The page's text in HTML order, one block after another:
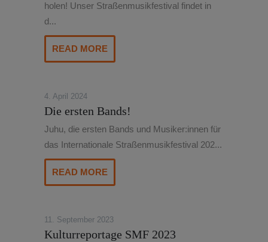
holen! Unser Straßenmusikfestival findet in
d...
READ MORE
4. April 2024
Die ersten Bands!
Juhu, die ersten Bands und Musiker:innen für
das Internationale Straßenmusikfestival 202...
READ MORE
11. September 2023
Kulturreportage SMF 2023